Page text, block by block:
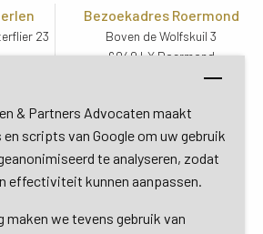
& Partners Advocaten maakt
scripts van Google om uw gebruik
te analyseren, zodat
effectiviteit kunnen aanpassen.
we tevens gebruik van
23
Bezoekadres Roermond
Boven de Wolfskuil 3
6049 LX Roermond
Routebeschrijving
De Bilt
Zuid 13
3732 HC De Bilt (Utrecht)